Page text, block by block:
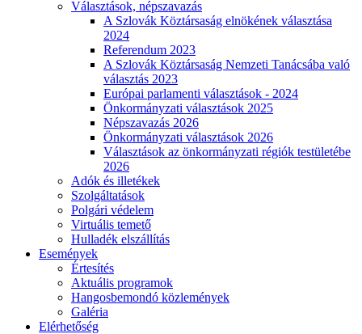
Választások, népszavazás
A Szlovák Köztársaság elnökének választása
2024
Referendum 2023
A Szlovák Köztársaság Nemzeti Tanácsába való
választás 2023
Európai parlamenti választások - 2024
Önkormányzati választások 2025
Népszavazás 2026
Önkormányzati választások 2026
Választások az önkormányzati régiók testületébe
2026
Adók és illetékek
Szolgáltatások
Polgári védelem
Virtuális temető
Hulladék elszállítás
Események
Értesítés
Aktuális programok
Hangosbemondó közlemények
Galéria
Elérhetőség